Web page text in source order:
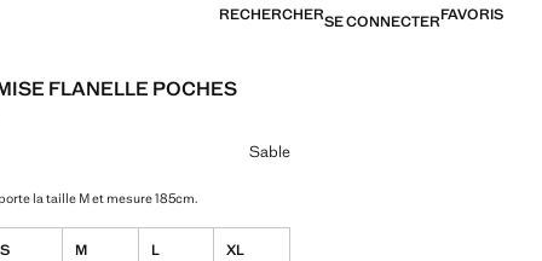
RECHERCHERSE CONNECTERFAVORIS
FLANELLE POCHES
MAD ]
couleur
sélectionnée
Sable
la taille M et mesure 185cm.
S M L XL